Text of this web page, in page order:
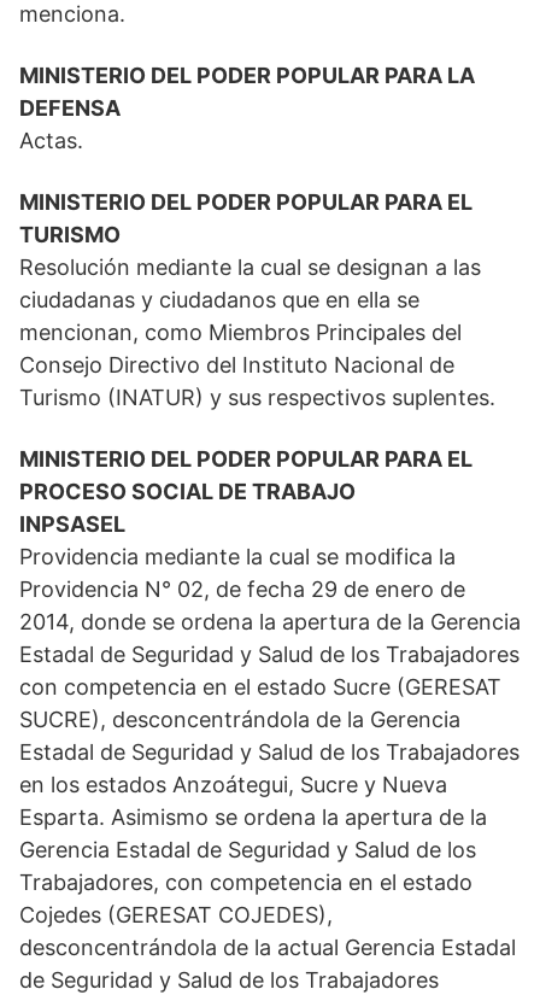
menciona.
MINISTERIO DEL PODER POPULAR PARA LA
DEFENSA
Actas.
MINISTERIO DEL PODER POPULAR PARA EL
TURISMO
Resolución mediante la cual se designan a las
ciudadanas y ciudadanos que en ella se
mencionan, como Miembros Principales del
Consejo Directivo del Instituto Nacional de
Turismo (INATUR) y sus respectivos suplentes.
MINISTERIO DEL PODER POPULAR PARA EL
PROCESO SOCIAL DE TRABAJO
INPSASEL
Providencia mediante la cual se modifica la
Providencia N° 02, de fecha 29 de enero de
2014, donde se ordena la apertura de la Gerencia
Estadal de Seguridad y Salud de los Trabajadores
con competencia en el estado Sucre (GERESAT
SUCRE), desconcentrándola de la Gerencia
Estadal de Seguridad y Salud de los Trabajadores
en los estados Anzoátegui, Sucre y Nueva
Esparta. Asimismo se ordena la apertura de la
Gerencia Estadal de Seguridad y Salud de los
Trabajadores, con competencia en el estado
Cojedes (GERESAT COJEDES),
desconcentrándola de la actual Gerencia Estadal
de Seguridad y Salud de los Trabajadores